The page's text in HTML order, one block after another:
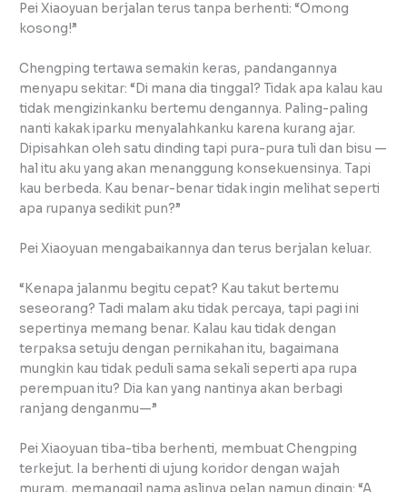
Pei Xiaoyuan berjalan terus tanpa berhenti: “Omong
kosong!”
Chengping tertawa semakin keras, pandangannya
menyapu sekitar: “Di mana dia tinggal? Tidak apa kalau kau
tidak mengizinkanku bertemu dengannya. Paling-paling
nanti kakak iparku menyalahkanku karena kurang ajar.
Dipisahkan oleh satu dinding tapi pura-pura tuli dan bisu —
hal itu aku yang akan menanggung konsekuensinya. Tapi
kau berbeda. Kau benar-benar tidak ingin melihat seperti
apa rupanya sedikit pun?”
Pei Xiaoyuan mengabaikannya dan terus berjalan keluar.
“Kenapa jalanmu begitu cepat? Kau takut bertemu
seseorang? Tadi malam aku tidak percaya, tapi pagi ini
sepertinya memang benar. Kalau kau tidak dengan
terpaksa setuju dengan pernikahan itu, bagaimana
mungkin kau tidak peduli sama sekali seperti apa rupa
perempuan itu? Dia kan yang nantinya akan berbagi
ranjang denganmu—”
Pei Xiaoyuan tiba-tiba berhenti, membuat Chengping
terkejut. Ia berhenti di ujung koridor dengan wajah
muram, memanggil nama aslinya pelan namun dingin: “A